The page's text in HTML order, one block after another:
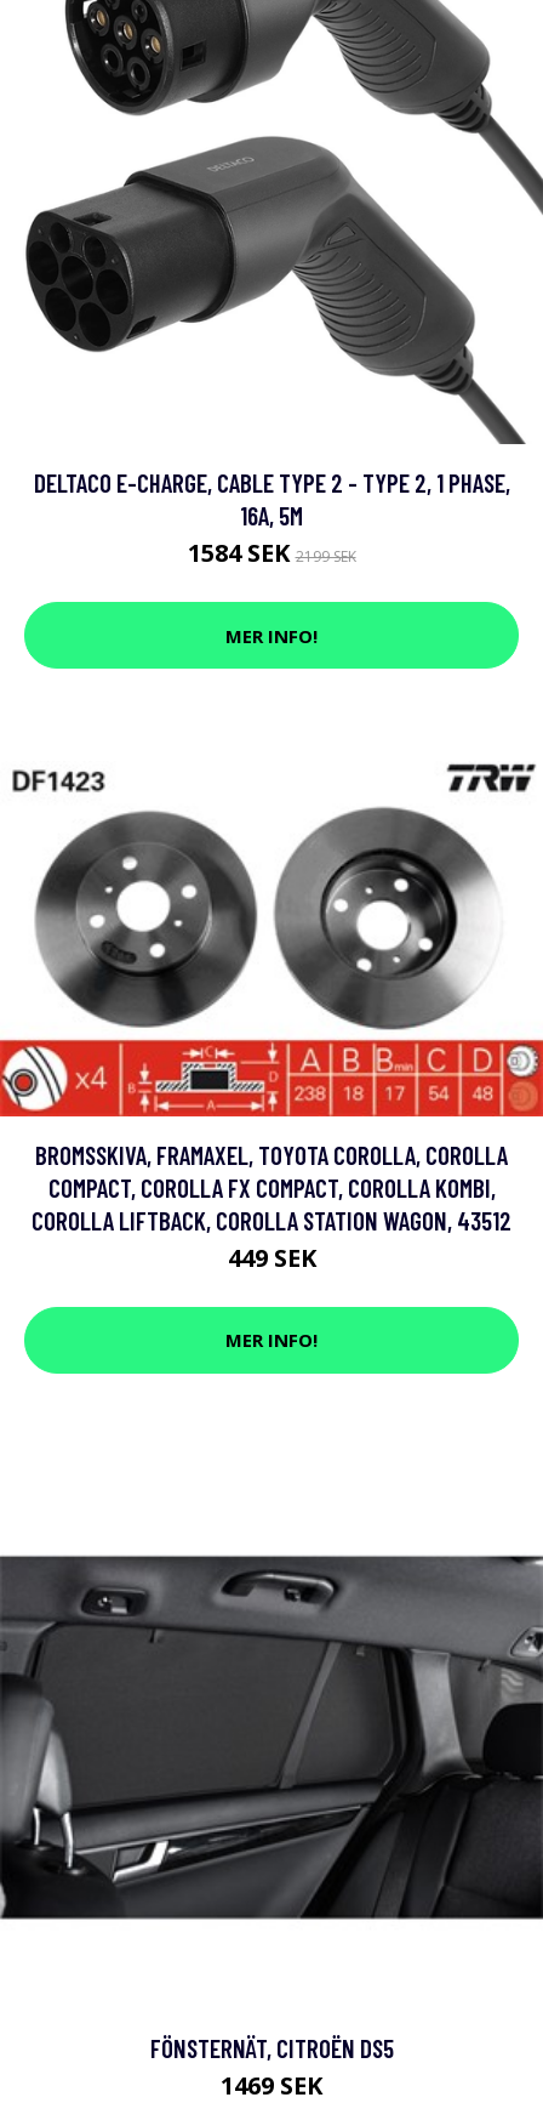
DELTACO E-CHARGE, CABLE TYPE 2 - TYPE 2, 1 PHASE,
16A, 5M
1584 SEK2199 SEK
MER INFO!
BROMSSKIVA, FRAMAXEL, TOYOTA COROLLA, COROLLA
COMPACT, COROLLA FX COMPACT, COROLLA KOMBI,
COROLLA LIFTBACK, COROLLA STATION WAGON, 43512
449 SEK
MER INFO!
FÖNSTERNÄT, CITROËN DS5
1469 SEK